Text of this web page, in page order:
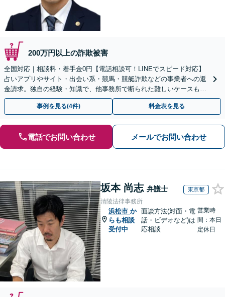
200万円以上の詐欺被害
全国対応｜相談料・着手金0円【電話相談可！LINEでスピード対応】
占いアプリやサイト・出会い系・競馬・競艇詐欺などの事業者への返
金請求。独自の経験・知識で、他事務所で断られた難しいケースも解
決に導いた実績あり。まずはお気軽にご相談ください
事例を見る(4件) 料金表を見る
電話でお問い合わせ メールでお問い合わせ
坂本 尚志 弁護士 東京都
清陵法律事務所
浜松市 か
らも相談
受付中
面談方法(対面・電
話・ビデオなど)は
応相談
営業時
間：本日
定休日